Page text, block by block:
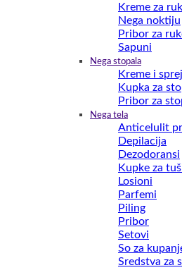
Kreme za
Nega noktiju
Pribor za
Sapuni
Nega stopala
Kreme i
Kupka za
Pribor za
Nega tela
Anticelulit
Depilacija
Dezodoransi
Kupke za
Losioni
Parfemi
Piling
Pribor
Setovi
So za
Sredstva za